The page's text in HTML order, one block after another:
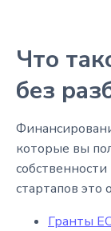
Что
без
которые вы
стартапов это
Гранты